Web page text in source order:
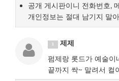
공개 게시판이니 전화번호,
개인정보는 절대 남기지 말
제제
펌제랑 롯드가 예술이
끝까지 싹~ 말려서 컬